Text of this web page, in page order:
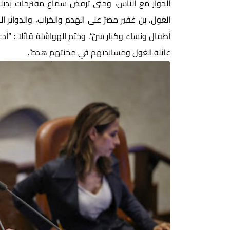
الغول، بن غفير مصرّ على الهدم والخراب،
أطفال ونساء وكبار سنّ”. وختم الهواشلة قائلا :
عائلة الغول ومساندتهم في محنتهم هذه”.